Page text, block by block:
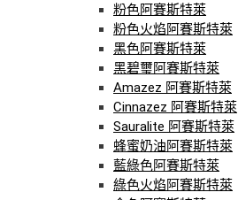
粉色阿賽斯特萊
粉色火焰阿賽斯特萊
黑色阿賽斯特萊
黑碧璽阿賽斯特萊
Amazez 阿賽斯特萊
Cinnazez 阿賽斯特萊
Sauralite 阿賽斯特萊
蜂蜜奶油阿賽斯特萊
藍綠色阿賽斯特萊
綠色火焰阿賽斯特萊